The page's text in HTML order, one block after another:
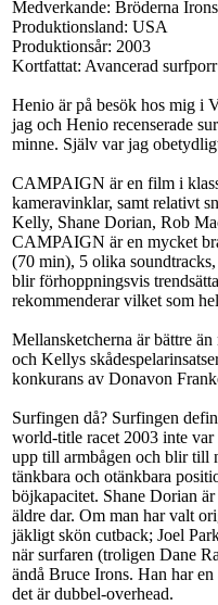
Medverkande: Bröderna
Produktionsland: USA
Produktionsår: 2003
Kortfattat: Avancerad
Henio är på besök hos mig i
jag och Henio recenserade
minne. Själv var jag
CAMPAIGN är en film i
kameravinklar, samt relativt
Kelly, Shane Dorian, Rob
CAMPAIGN är en mycket
(70 min), 5 olika
blir förhoppningsvis
rekommenderar vilket som
Mellansketcherna är bättre
och Kellys
konkurans av Donavon
Surfingen då? Surfingen
world-title racet 2003 inte var
upp till armbågen och blir till
tänkbara och otänkbara
böjkapacitet. Shane Dorian
äldre dar. Om man har valt
jäkligt skön cutback; Joel
när surfaren (troligen Dane
ändå Bruce Irons. Han har
det är dubbel-overhead.